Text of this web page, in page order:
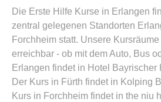
Die Erste Hilfe Kurse in Erlangen
zentral gelegenen Standorten
Forchheim statt. Unsere
erreichbar - ob mit dem Auto, Bus
Erlangen findet in Hotel Bayrischer
Der Kurs in Fürth findet in Kolping
Kurs in Forchheim findet in the niu